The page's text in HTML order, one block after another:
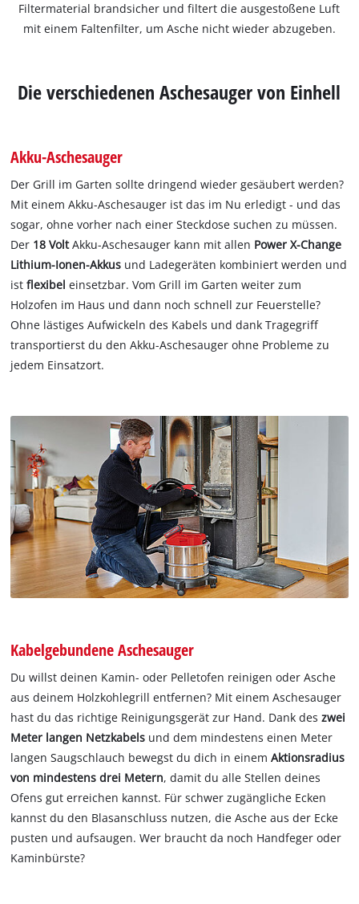
Filtermaterial brandsicher und filtert die ausgestoßene Luft
mit einem Faltenfilter, um Asche nicht wieder abzugeben.
Die verschiedenen Aschesauger von Einhell
Akku-Aschesauger
Der Grill im Garten sollte dringend wieder gesäubert werden?
Mit einem Akku-Aschesauger ist das im Nu erledigt - und das
sogar, ohne vorher nach einer Steckdose suchen zu müssen.
Der 18 VoltAkku-Aschesauger kann mit allen Power X-Change
Lithium-Ionen-Akkus und Ladegeräten kombiniert werden und
istflexibeleinsetzbar. Vom Grill im Garten weiter zum
Holzofen im Haus und dann noch schnell zur Feuerstelle?
Ohne lästiges Aufwickeln des Kabels und dank Tragegriff
transportierst du den Akku-Aschesauger ohne Probleme zu
jedem Einsatzort.
Kabelgebundene Aschesauger
Du willst deinen Kamin- oder Pelletofen reinigen oder Asche
aus deinem Holzkohlegrill entfernen? Mit einem Aschesauger
hast du das richtige Reinigungsgerät zur Hand. Dank deszwei
Meter langen Netzkabels und dem mindestens einen Meter
langen Saugschlauch bewegst du dich in einemAktionsradius
von mindestens drei Metern, damit du alle Stellen deines
Ofens gut erreichen kannst. Für schwer zugängliche Ecken
kannst du den Blasanschluss nutzen, die Asche aus der Ecke
pusten und aufsaugen. Wer braucht da noch Handfeger oder
Kaminbürste?